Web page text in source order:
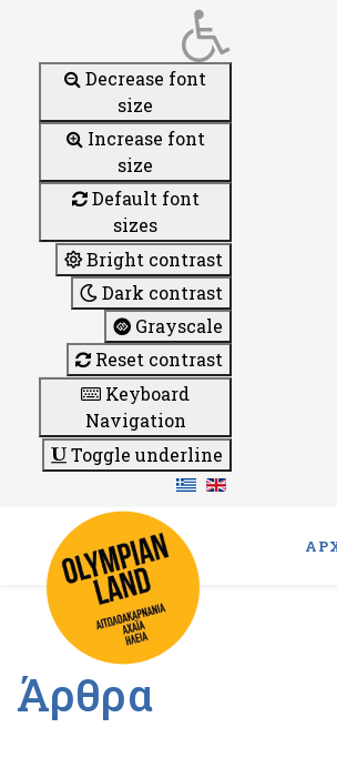
Decrease font
size
Increase font
size
Default font
sizes
Bright contrast
Dark contrast
Grayscale
Reset contrast
Keyboard
Navigation
Toggle underline
Άρθρα